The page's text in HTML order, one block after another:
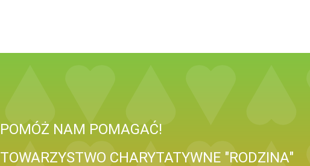
POMÓŻ NAM POMAGAĆ!
TOWARZYSTWO CHARYTATYWNE "RODZINA"